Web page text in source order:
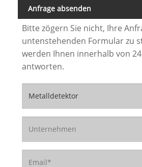
Anfrage absenden
Bitte zögern Sie nicht, Ihre
untenstehenden Formular zu
werden Ihnen innerhalb von
antworten.